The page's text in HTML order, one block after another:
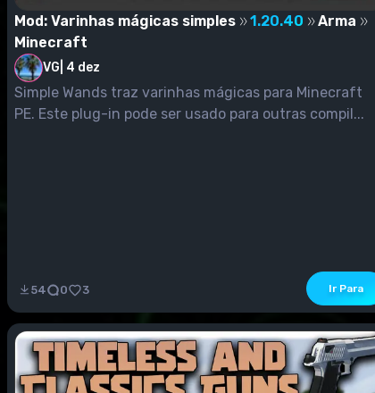
Mod: Varinhas mágicas simples 1.20.40
Arma
Minecraft
VG 4 dez
Simple Wands traz varinhas mágicas para Minecraft
PE. Este plug-in pode ser usado para outras compil...
54 0 3 Ir Para